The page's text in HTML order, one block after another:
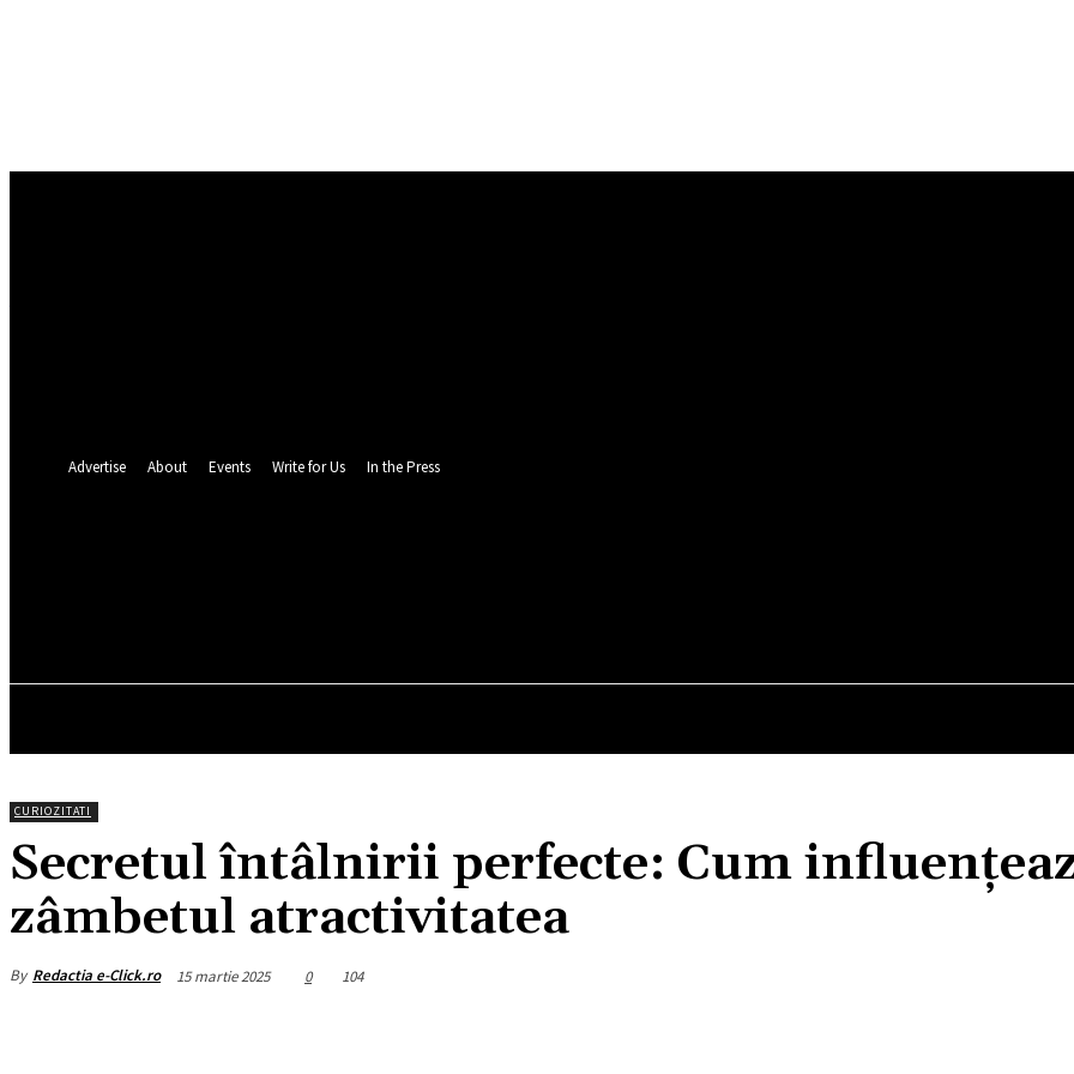
Advertise About Events Write for Us In the Press
CURIOZITATI
Secretul întâlnirii perfecte: Cum
zâmbetul atractivitatea
By Redactia e-Click.ro 15 martie 2025 0 104